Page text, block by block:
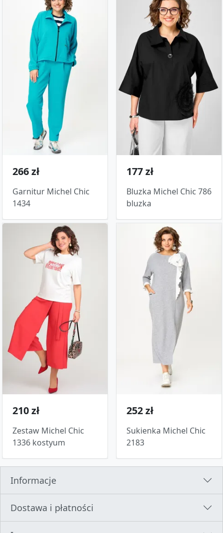
266 zł
Garnitur Michel Chic
1434
177 zł
Bluzka Michel Chic 786
bluzka
210 zł
Zestaw Michel Chic
1336 kostyum
252 zł
Sukienka Michel Chic
2183
Informacje
Dostawa i płatności